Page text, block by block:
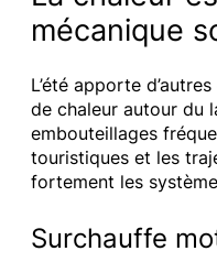
mécanique
L’été apporte
de chaleur autour du
embouteillages
touristiques et les
fortement les
Surchauffe